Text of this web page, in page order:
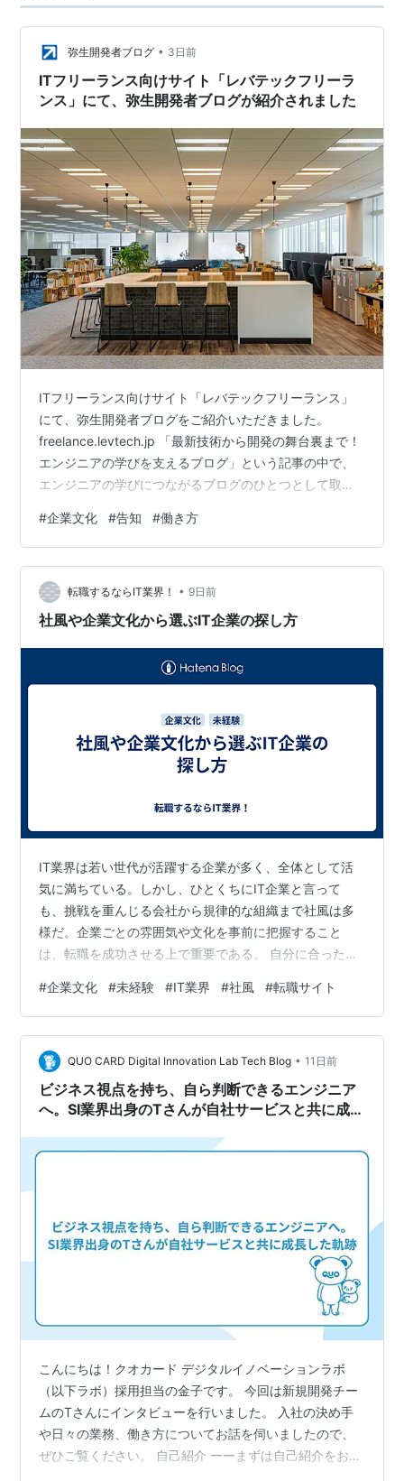
弥生開発者ブログ • 3日前
ITフリーランス向けサイト「レバテックフリーラ
ンス」にて、弥生開発者ブログが紹介されました
ITフリーランス向けサイト「レバテックフリーランス」
にて、弥生開発者ブログをご紹介いただきました。
freelance.levtech.jp 「最新技術から開発の舞台裏まで！
エンジニアの学びを支えるブログ」という記事の中で、
エンジニアの学びにつながるブログのひとつとして取り
まとめて紹介されている記事なので、ぜひあわせてご覧
ください。 弥生開発者ブログは、開発本部の様々なポジ
ションのエンジニアが持ち回りで執筆しています。 クラ
ウド開発やAWSの運用、テスト自動化、アジャイル・ス
クラムの実践、プロダクトデザインなど、テーマは書き
#企業文化 #告知 #働き方
転職するならIT業界！ • 9日前
社風や企業文化から選ぶIT企業の探し方
IT業界は若い世代が活躍する企業が多く、全体として活
気に満ちている。しかし、ひとくちにIT企業と言って
も、挑戦を重んじる会社から規律的な組織まで社風は多
様だ。企業ごとの雰囲気や文化を事前に把握すること
は、転職を成功させる上で重要である。 自分に合った職
を見極める姿勢が欠かせない。働く環境の雰囲気が自身
の性格と合わなければ、入社後にミスマッチを感じる原
因となる。チームワークと個人の成果のどちらを重視す
るかで、企業の雰囲気は大きく異なる。 社風を把握する
手段として、企業の公式WebサイトやSNSなどを確認す
る方法があげられる。実際に働いている社員の…
#企業文化 #未経験 #IT業界 #社風 #転職サイト
QUO CARD Digital Innovation Lab Tech Blog • 11日前
ビジネス視点を持ち、自ら判断できるエンジニア
へ。SI業界出身のTさんが自社サービスと共に成長
こんにちは！クオカード デジタルイノベーションラボ
（以下ラボ）採用担当の金子です。 今回は新規開発チー
ムのTさんにインタビューを行いました。 入社の決め手
や日々の業務、働き方についてお話を伺いましたので、
ぜひご覧ください。 自己紹介 ーーまずは自己紹介をお願